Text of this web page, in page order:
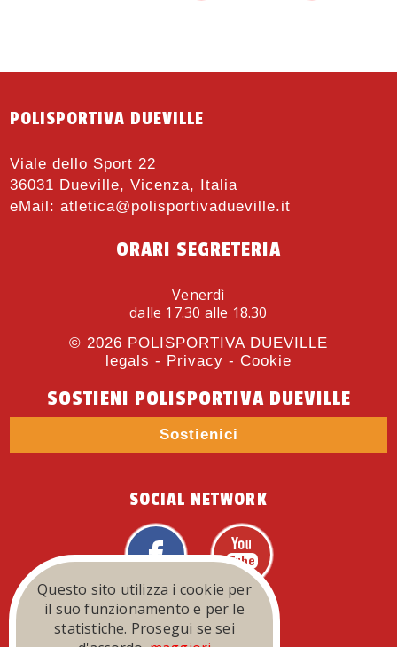
POLISPORTIVA DUEVILLE
Viale dello Sport 22
36031 Dueville, Vicenza, Italia
eMail: atletica@polisportivadueville.it
ORARI SEGRETERIA
Venerdì
dalle 17.30 alle 18.30
© 2026 POLISPORTIVA DUEVILLE
legals - Privacy - Cookie
SOSTIENI POLISPORTIVA DUEVILLE
Sostienici
SOCIAL NETWORK
FEDERAZIONI
Questo sito utilizza i cookie per
il suo funzionamento e per le
statistiche. Prosegui se sei